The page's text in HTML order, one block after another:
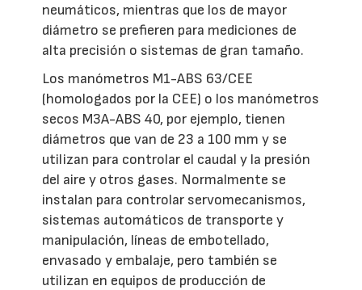
neumáticos, mientras que los de mayor
diámetro se prefieren para mediciones de
alta precisión o sistemas de gran tamaño.
Los manómetros M1-ABS 63/CEE
(homologados por la CEE) o los manómetros
secos M3A-ABS 40, por ejemplo, tienen
diámetros que van de 23 a 100 mm y se
utilizan para controlar el caudal y la presión
del aire y otros gases. Normalmente se
instalan para controlar servomecanismos,
sistemas automáticos de transporte y
manipulación, líneas de embotellado,
envasado y embalaje, pero también se
utilizan en equipos de producción de